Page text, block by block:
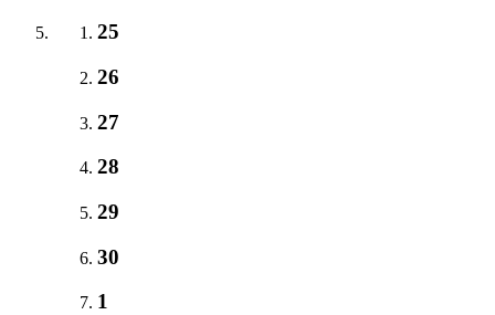
25
26
27
28
29
30
1